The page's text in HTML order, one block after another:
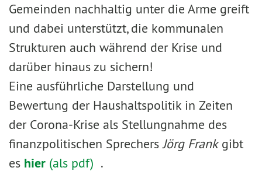
Gemeinden nachhaltig unter die Arme greift
und dabei unterstützt, die kommunalen
Strukturen auch während der Krise und
darüber hinaus zu sichern!
Eine ausführliche Darstellung und
Bewertung der Haushaltspolitik in Zeiten
der Corona-Krise als Stellungnahme des
finanzpolitischen SprechersJörg Frankgibt
es hier (als pdf) .